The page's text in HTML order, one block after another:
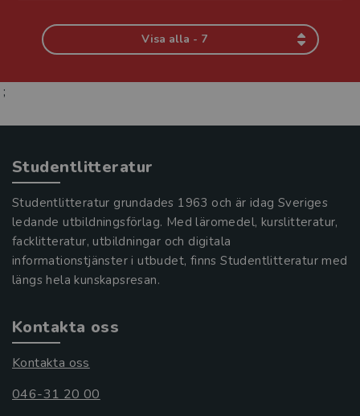
Visa alla - 7
;
Studentlitteratur
Studentlitteratur grundades 1963 och är idag Sveriges
ledande utbildningsförlag. Med läromedel, kurslitteratur,
facklitteratur, utbildningar och digitala
informationstjänster i utbudet, finns Studentlitteratur med
längs hela kunskapsresan.
Kontakta oss
Kontakta oss
046-31 20 00